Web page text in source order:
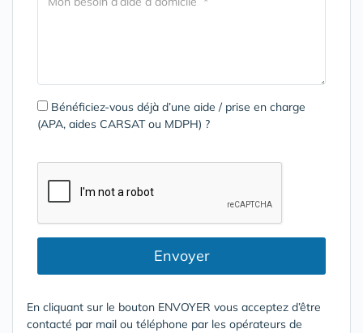
Bénéficiez-vous déjà d’une aide / prise en charge
(APA, aides CARSAT ou MDPH) ?
Envoyer
En cliquant sur le bouton ENVOYER vous acceptez d’être
contacté par mail ou téléphone par les opérateurs de